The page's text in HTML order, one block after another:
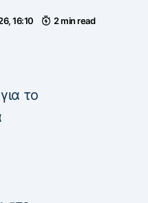
16:10 2 min read
το